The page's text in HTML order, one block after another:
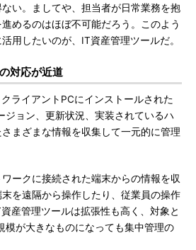
い。ましてや、担当者が日常業務を抱
めるのはほぼ不可能だろう。このよう
用したいのが、IT資産管理ツールだ。
対応が近道
ライアントPCにインストールされた
ジョン、更新状況、実装されているハ
まざまな情報を収集して一元的に管理
ークに接続された端末からの情報を収
を遠隔から操作したり、従業員の操作
産管理ツールは拡張性も高く、対象と
模が大きなものになっても集中管理の